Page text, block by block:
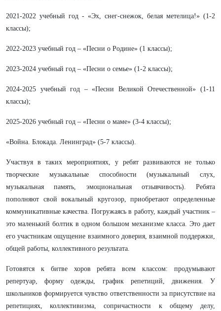
2021-2022 учебный год - «Эх, снег-снежок, белая метелица!» (1-2
классы);
2022-2023 учебный год – «Песни о Родине» (1 классы);
2023-2024 учебный год – «Песни о семье» (1-2 классы);
2024-2025 учебный год – «Песни Великой Отечественной» (1-11
классы);
2025-2026 учебный год – «Песни о маме» (3-4 классы);
«Война. Блокада. Ленинград» (5-7 классы).
Участвуя в таких мероприятиях, у ребят развиваются не только
творческие музыкальные способности (музыкальный слух,
музыкальная память, эмоциональная отзывчивость). Ребята
пополняют свой вокальный кругозор, приобретают определенные
коммуникативные качества. Погружаясь в работу, каждый участник –
это маленький болтик в одном большом механизме класса. Это дает
его участникам ощущение взаимного доверия, взаимной поддержки,
общей работы, коллективного результата.
Готовятся к битве хоров ребята всем классом: продумывают
репертуар, форму одежды, график репетиций, движения. У
школьников формируется чувство ответственности за присутствие на
репетициях, коллективизма, сопричастности к общему делу,